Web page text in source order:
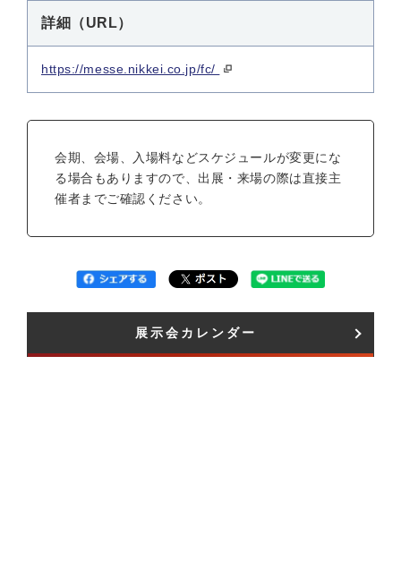
詳細（URL）
https://messe.nikkei.co.jp/fc/
会期、会場、入場料などスケジュールが変更にな
る場合もありますので、出展・来場の際は直接主
催者までご確認ください。
展示会カレンダー​